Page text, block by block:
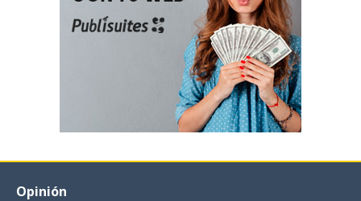
Opinión